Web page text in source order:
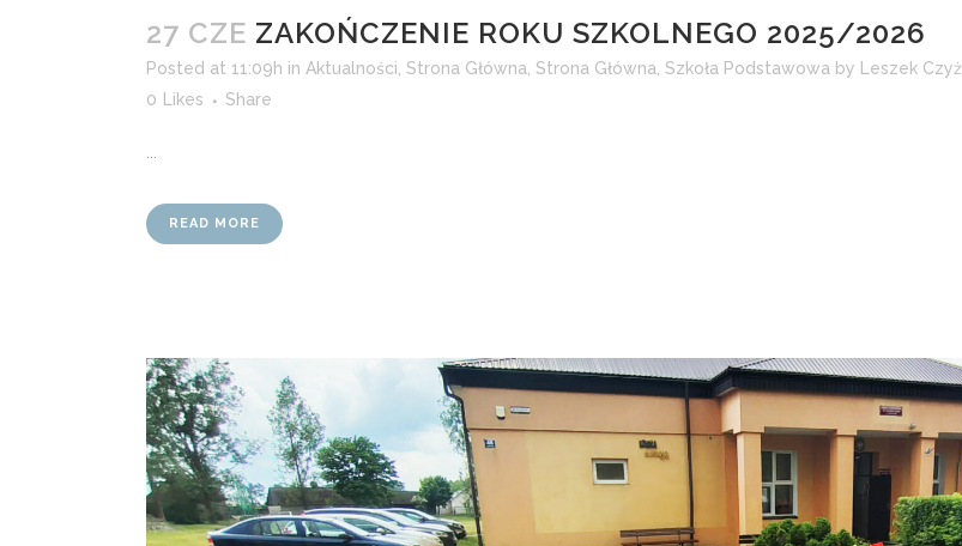
27 CZE ZAKOŃCZENIE ROKU SZKOLNEGO 2025/2026
Posted at 11:09h in Aktualności Strona Główna Strona Główna Szkoła Podstawowa by Leszek Czyż
0
Likes Share
READ MORE